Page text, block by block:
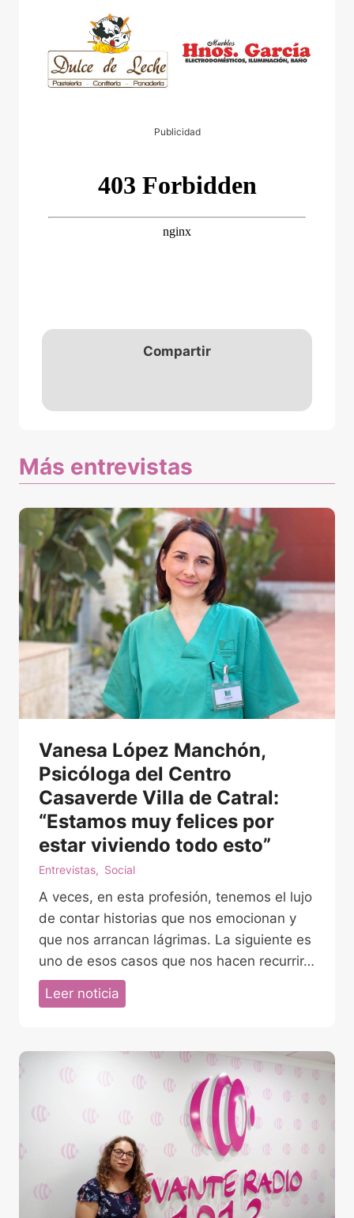
Publicidad
Compartir
Más entrevistas
Vanesa López Manchón,
Psicóloga del Centro
Casaverde Villa de Catral:
“Estamos muy felices por
estar viviendo todo esto”
Entrevistas, Social
A veces, en esta profesión, tenemos el lujo
de contar historias que nos emocionan y
que nos arrancan lágrimas. La siguiente es
uno de esos casos que nos hacen recurrir…
Leer noticia
e
L
ó
p
e
z